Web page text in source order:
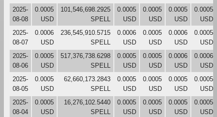
2025-
08-08
0.0005
USD
101,546,698.2925
SPELL
0.0005
USD
0.0005
USD
0.0005
USD
0.0005
USD
2025-
08-07
0.0006
USD
236,545,910.5715
SPELL
0.0006
USD
0.0005
USD
0.0006
USD
0.0005
USD
2025-
08-06
0.0005
USD
517,376,738.6298
SPELL
0.0005
USD
0.0005
USD
0.0006
USD
0.0006
USD
2025-
08-05
0.0005
USD
62,660,173.2843
SPELL
0.0005
USD
0.0005
USD
0.0005
USD
0.0005
USD
2025-
08-04
0.0005
USD
16,276,102.5440
SPELL
0.0005
USD
0.0005
USD
0.0005
USD
0.0005
USD